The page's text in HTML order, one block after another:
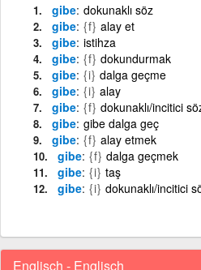
gibe dokunaklı söz
gibe {f} alay et
gibe istihza
gibe {f} dokundurmak
gibe {i} dalga geçme
gibe {i} alay
gibe {f} dokunaklı/incitici
gibe gibe dalga geç
gibe {f} alay etmek
gibe {f} dalga geçmek
gibe {i} taş
gibe {i} dokunaklı/incitici
Englisch - Englisch